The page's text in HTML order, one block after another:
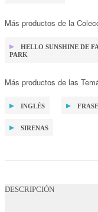
Más productos de la
HELLO SUNSHINE DE
PARK
Más productos de las
INGLÉS
SIRENAS
DESCRIPCIÓN